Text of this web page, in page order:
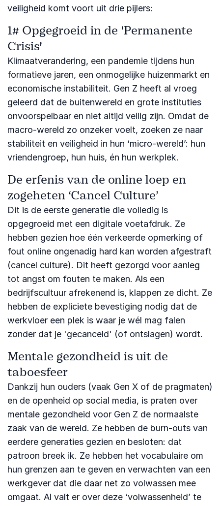
veiligheid komt voort uit drie pijlers:
1# Opgegroeid in de 'Permanente
Crisis'
Klimaatverandering, een pandemie tijdens hun
formatieve jaren, een onmogelijke huizenmarkt en
economische instabiliteit. Gen Z heeft al vroeg
geleerd dat de buitenwereld en grote instituties
onvoorspelbaar en niet altijd veilig zijn. Omdat de
macro-wereld zo onzeker voelt, zoeken ze naar
stabiliteit en veiligheid in hun ‘micro-wereld’: hun
vriendengroep, hun huis, én hun werkplek.
De erfenis van de online loep en
zogeheten ‘Cancel Culture’
Dit is de eerste generatie die volledig is
opgegroeid met een digitale voetafdruk. Ze
hebben gezien hoe één verkeerde opmerking of
fout online ongenadig hard kan worden afgestraft
(cancel culture). Dit heeft gezorgd voor aanleg
tot angst om fouten te maken. Als een
bedrijfscultuur afrekenend is, klappen ze dicht. Ze
hebben de expliciete bevestiging nodig dat de
werkvloer een plek is waar je wél mag falen
zonder dat je 'gecanceld' (of ontslagen) wordt.
Mentale gezondheid is uit de
taboesfeer
Dankzij hun ouders (vaak Gen X of de pragmaten)
en de openheid op social media, is praten over
mentale gezondheid voor Gen Z de normaalste
zaak van de wereld. Ze hebben de burn-outs van
eerdere generaties gezien en besloten: dat
patroon breek ik. Ze hebben het vocabulaire om
hun grenzen aan te geven en verwachten van een
werkgever dat die daar net zo volwassen mee
omgaat. Al valt er over deze ‘volwassenheid’ te